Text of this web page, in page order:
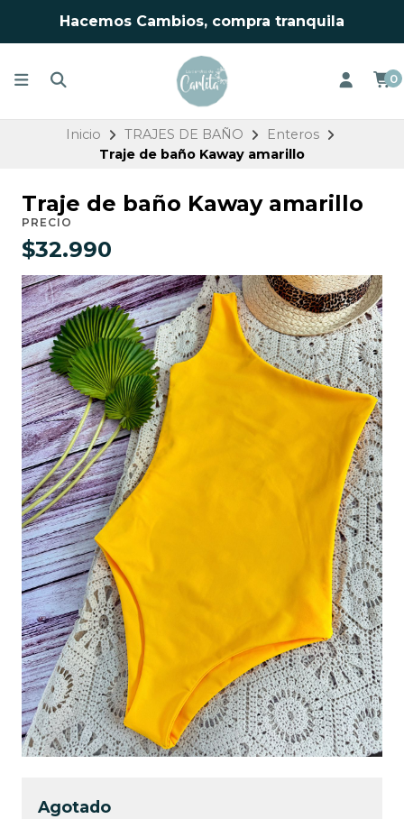
Hacemos Cambios, compra tranquila
0
Inicio TRAJES DE BAÑO
Enteros
Traje de baño Kaway amarillo
Traje de baño Kaway amarillo
PRECIO
$32.990
Agotado